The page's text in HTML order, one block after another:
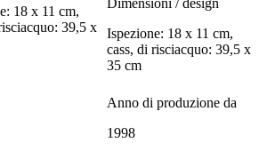
18 x 11 cm,
39,5 x
Ispezione: 18 x 11 cm,
cass, di risciacquo: 39,5 x
35 cm
Anno di produzione da
1998